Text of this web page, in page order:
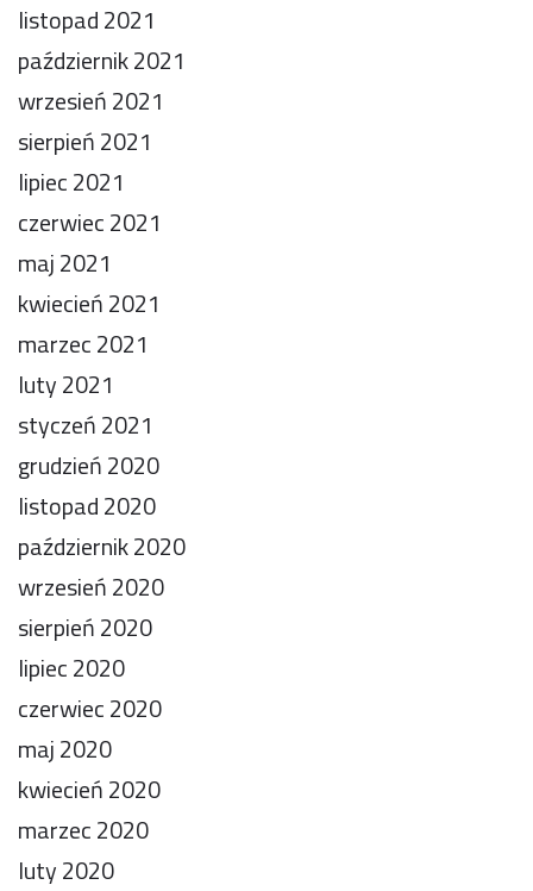
listopad 2021
październik 2021
wrzesień 2021
sierpień 2021
lipiec 2021
czerwiec 2021
maj 2021
kwiecień 2021
marzec 2021
luty 2021
styczeń 2021
grudzień 2020
listopad 2020
październik 2020
wrzesień 2020
sierpień 2020
lipiec 2020
czerwiec 2020
maj 2020
kwiecień 2020
marzec 2020
luty 2020